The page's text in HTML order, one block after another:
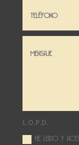
L.O.P.D.
HE LEIDO Y